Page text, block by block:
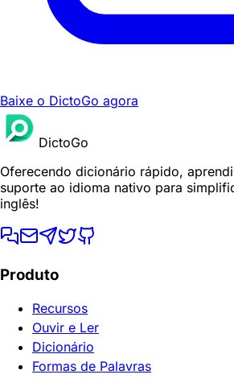
Baixe o DictoGo agora
DictoGo
Oferecendo dicionário rápido,
suporte ao idioma nativo para
inglês!
Produto
Recursos
Ouvir e Ler
Dicionário
Formas de Palavras